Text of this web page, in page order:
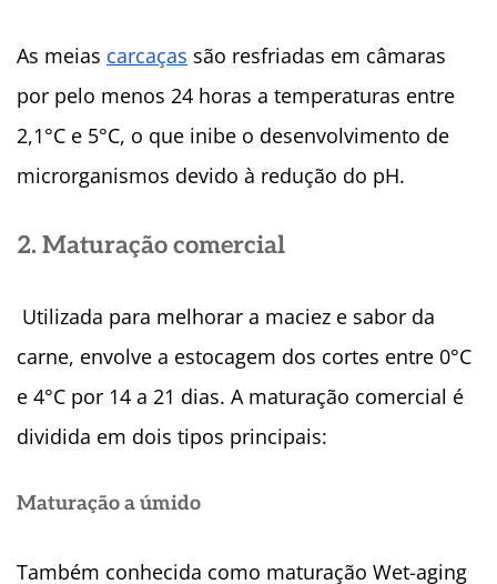
As meias carcaças são resfriadas em câmaras
por pelo menos 24 horas a temperaturas entre
2,1°C e 5°C, o que inibe o desenvolvimento de
microrganismos devido à redução do pH.
2. Maturação comercial
Utilizada para melhorar a maciez e sabor da
carne, envolve a estocagem dos cortes entre 0°C
e 4°C por 14 a 21 dias. A maturação comercial é
dividida em dois tipos principais:
Maturação a úmido
Também conhecida como maturação Wet-aging